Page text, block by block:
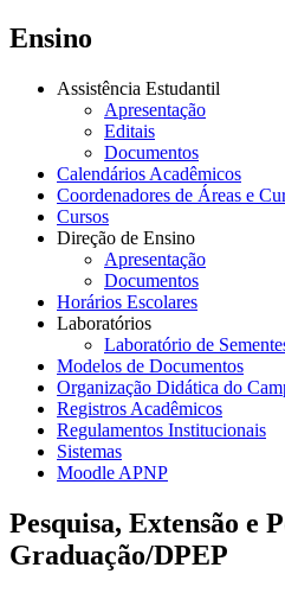
Ensino
Assistência Estudantil
Apresentação
Editais
Documentos
Calendários Acadêmicos
Coordenadores de Áreas e
Cursos
Direção de Ensino
Apresentação
Documentos
Horários Escolares
Laboratórios
Laboratório de
Modelos de Documentos
Organização Didática do
Registros Acadêmicos
Regulamentos Institucionais
Sistemas
Moodle APNP
Pesquisa, Extensão e
Graduação/DPEP